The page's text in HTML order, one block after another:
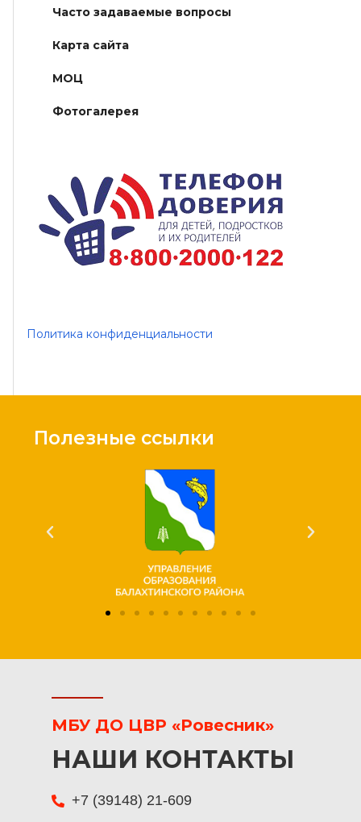
Часто задаваемые вопросы
Карта сайта
МОЦ
Фотогалерея
Политика конфиденциальности
Полезные ссылки
МБУ ДО ЦВР «Ровесник»
НАШИ КОНТАКТЫ
+7 (39148) 21-609